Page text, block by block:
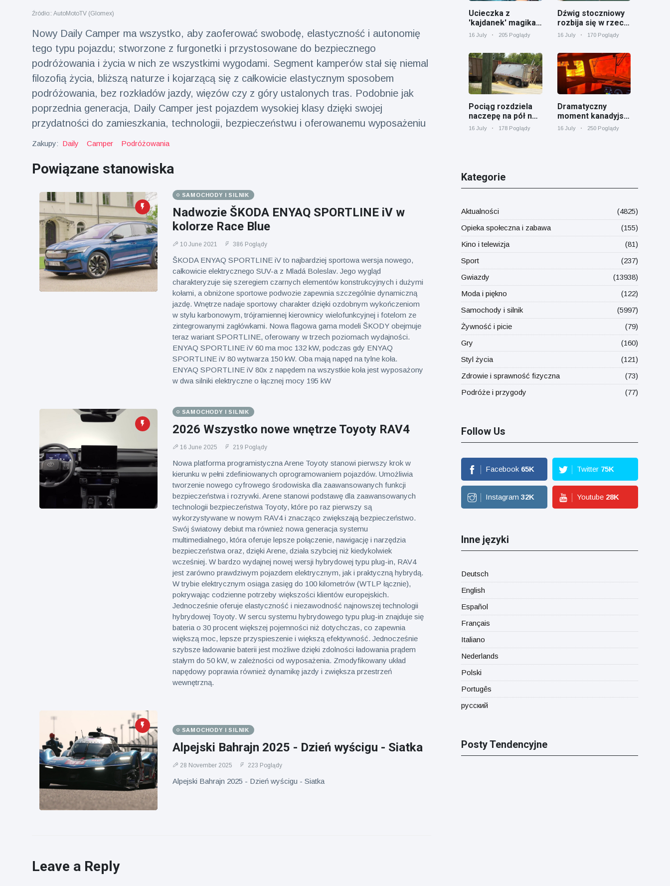
fizyczna
Podróże i przygody
(77)
Najnowsze
wiadomości
Ucieczka z
'kajdanek'
rozbawiła
Poglądy
Konserywiści
świętują
pierwszego
tapira
nizinne w
brytyjskim
zoo od 14 lat
16 July
195
Poglądy
Mężczyzna z
Florydy
aresztowany
po odpaleniu
fajerwerków
z jadącego
samochodu
16 July
173
Poglądy
Źródło:: AutoMotoTV (Glomex)
Nowy Daily Camper ma wszystko, aby zaoferować swobodę, elastyczność i autonomię
tego typu pojazdu; stworzone z furgonetki i przystosowane do bezpiecznego
podróżowania i życia w nich ze wszystkimi wygodami. Segment kamperów stał się niemal
filozofią życia, bliższą naturze i kojarzącą się z całkowicie elastycznym sposobem
podróżowania, bez rozkładów jazdy, więzów czy z góry ustalonych tras. Podobnie jak
poprzednia generacja, Daily Camper jest pojazdem wysokiej klasy dzięki swojej
przydatności do zamieszkania, technologii, bezpieczeństwu i oferowanemu wyposażeniu
Zakupy: Daily Camper Podróżowania
Powiązane stanowiska
SAMOCHODY I SILNIK
Nadwozie ŠKODA ENYAQ SPORTLINE iV w
kolorze Race Blue
10 June 2021 386 Poglądy
ŠKODA ENYAQ SPORTLINE iV to najbardziej sportowa wersja nowego,
całkowicie elektrycznego SUV-a z Mladá Boleslav. Jego wygląd
charakteryzuje się szeregiem czarnych elementów konstrukcyjnych i dużymi
kołami, a obniżone sportowe podwozie zapewnia szczególnie dynamiczną
jazdę. Wnętrze nadaje sportowy charakter dzięki ozdobnym wykończeniom
w stylu karbonowym, trójramiennej kierownicy wielofunkcyjnej i fotelom ze
zintegrowanymi zagłówkami. Nowa flagowa gama modeli ŠKODY obejmuje
teraz wariant SPORTLINE, oferowany w trzech poziomach wydajności.
ENYAQ SPORTLINE iV 60 ma moc 132 kW, podczas gdy ENYAQ
SPORTLINE iV 80 wytwarza 150 kW. Oba mają napęd na tylne koła.
ENYAQ SPORTLINE iV 80x z napędem na wszystkie koła jest wyposażony
w dwa silniki elektryczne o łącznej mocy 195 kW
SAMOCHODY I SILNIK
2026 Wszystko nowe wnętrze Toyoty RAV4
16 June 2025 219 Poglądy
Nowa platforma programistyczna Arene Toyoty stanowi pierwszy krok w
kierunku w pełni zdefiniowanych oprogramowaniem pojazdów. Umożliwia
tworzenie nowego cyfrowego środowiska dla zaawansowanych funkcji
bezpieczeństwa i rozrywki. Arene stanowi podstawę dla zaawansowanych
technologii bezpieczeństwa Toyoty, które po raz pierwszy są
wykorzystywane w nowym RAV4 i znacząco zwiększają bezpieczeństwo.
Swój światowy debiut ma również nowa generacja systemu
multimedialnego, która oferuje lepsze połączenie, nawigację i narzędzia
bezpieczeństwa oraz, dzięki Arene, działa szybciej niż kiedykolwiek
wcześniej. W bardzo wydajnej nowej wersji hybrydowej typu plug-in, RAV4
jest zarówno prawdziwym pojazdem elektrycznym, jak i praktyczną hybrydą.
W trybie elektrycznym osiąga zasięg do 100 kilometrów (WTLP łącznie),
pokrywając codzienne potrzeby większości klientów europejskich.
Jednocześnie oferuje elastyczność i niezawodność najnowszej technologii
hybrydowej Toyoty. W sercu systemu hybrydowego typu plug-in znajduje się
bateria o 30 procent większej pojemności niż dotychczas, co zapewnia
większą moc, lepsze przyspieszenie i większą efektywność. Jednocześnie
szybsze ładowanie baterii jest możliwe dzięki zdolności ładowania prądem
stałym do 50 kW, w zależności od wyposażenia. Zmodyfikowany układ
napędowy poprawia również dynamikę jazdy i zwiększa przestrzeń
wewnętrzną.
SAMOCHODY I SILNIK
Alpejski Bahrajn 2025 - Dzień wyścigu - Siatka
28 November 2025 223 Poglądy
Alpejski Bahrajn 2025 - Dzień wyścigu - Siatka
Leave a Reply
Ucieczka z
'kajdanek' magika
rozbawiła
16 July 205 Poglądy
Dźwig stoczniowy
rozbija się w rzece
Cooper koło
16 July 170 Poglądy
Pociąg rozdziela
naczepę na pół na
przejeździe
16 July 178 Poglądy
Dramatyczny
moment kanadyjski
pociąg towarowy
16 July 250 Poglądy
Kategorie
Aktualności
(4825)
Opieka społeczna i zabawa
(155)
Kino i telewizja
(81)
Sport
(237)
Gwiazdy
(13938)
Moda i piękno
(122)
Samochody i silnik
(5997)
Żywność i picie
(79)
Gry
(160)
Styl życia
(121)
Zdrowie i sprawność fizyczna
(73)
Podróże i przygody
(77)
Follow Us
Facebook 65K Twitter 75K
Instagram 32K Youtube 28K
Inne języki
Deutsch
English
Español
Français
Italiano
Nederlands
Polski
Portugês
русский
Posty Tendencyjne